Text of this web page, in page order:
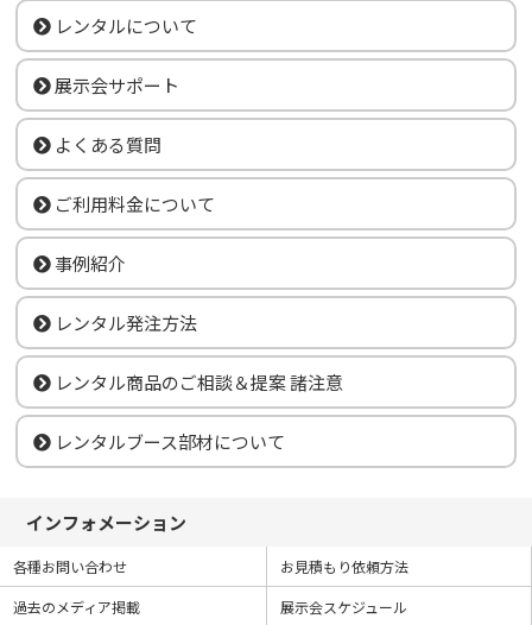
レンタルについて
展示会サポート
よくある質問
ご利用料金について
事例紹介
レンタル発注方法
レンタル商品のご相談＆提案 諸注意
レンタルブース部材について
インフォメーション
各種お問い合わせ
お見積もり依頼方法
過去のメディア掲載
展示会スケジュール